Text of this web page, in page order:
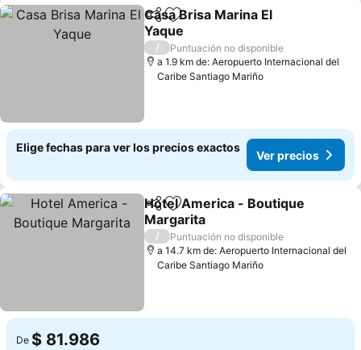
CompartirAgregar a favoritos
Casa Brisa Marina El
Yaque
/
Puntuación no disponible
a 1.9 km de: Aeropuerto Internacional del
Caribe Santiago Mariño
Elige fechas para ver los precios exactos
Ver precios
CompartirAgregar a favoritos
Hotel America - Boutique
Margarita
/
Puntuación no disponible
a 14.7 km de: Aeropuerto Internacional del
Caribe Santiago Mariño
De $ 81.986